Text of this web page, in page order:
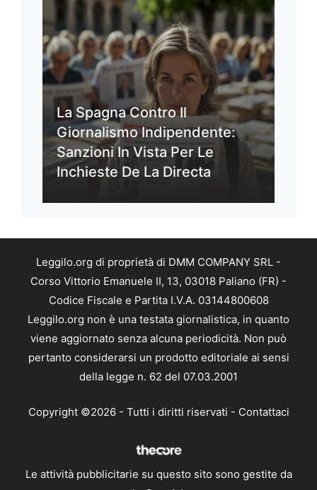
La Spagna Contro Il
Giornalismo Indipendente:
Sanzioni In Vista Per Le
Inchieste De La Directa
Leggilo.org di proprietà di DMM COMPANY SRL -
Corso Vittorio Emanuele II, 13, 03018 Paliano (FR) -
Codice Fiscale e Partita I.V.A. 03144800608
Leggilo.org non è una testata giornalistica, in quanto
viene aggiornato senza alcuna periodicità. Non può
pertanto considerarsi un prodotto editoriale ai sensi
della legge n. 62 del 07.03.2001
Copyright ©2026 - Tutti i diritti riservati - Contattaci
Le attività pubblicitarie su questo sito sono gestite da